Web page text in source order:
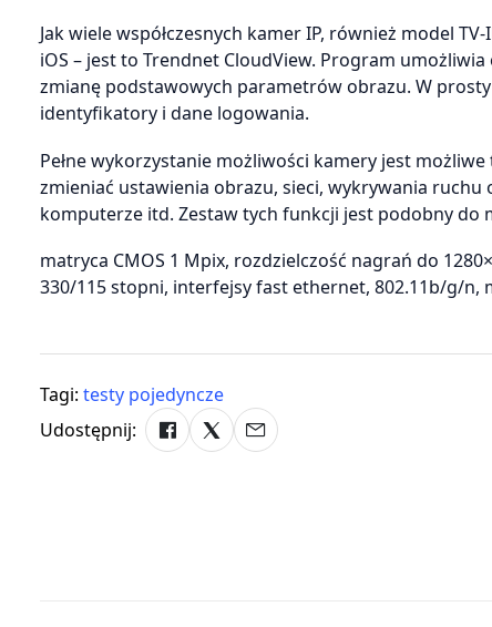
Jak wiele współczesnych kamer IP, również model
iOS – jest to Trendnet CloudView. Program
zmianę podstawowych parametrów obrazu. W
identyfikatory i dane logowania.
Pełne wykorzystanie możliwości kamery jest
zmieniać ustawienia obrazu, sieci, wykrywania
komputerze itd. Zestaw tych funkcji jest podobny do
matryca CMOS 1 Mpix, rozdzielczość nagrań do
330/115 stopni, interfejsy fast ethernet, 802.11b/g/n,
Tagi: testy pojedyncze
Udostępnij: